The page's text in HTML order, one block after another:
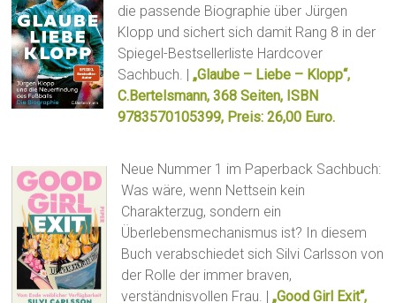
die passende Biographie über Jürgen
Klopp und sichert sich damit Rang 8 in der
Spiegel-Bestsellerliste Hardcover
Sachbuch. |„Glaube – Liebe – Klopp“,
C.Bertelsmann, 368 Seiten, ISBN
9783570105399, Preis: 26,00 Euro.
Neue Nummer 1 im Paperback Sachbuch:
Was wäre, wenn Nettsein kein
Charakterzug, sondern ein
Überlebensmechanismus ist? In diesem
Buch verabschiedet sich Silvi Carlsson von
der Rolle der immer braven,
verständnisvollen Frau. |„Good Girl Exit“,